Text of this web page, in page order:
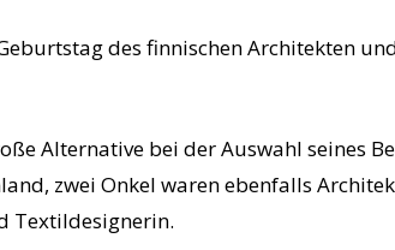
des finnischen Architekten
Alternative bei der Auswahl seines
zwei Onkel waren ebenfalls
Textildesignerin.